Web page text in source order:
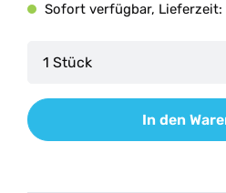
Sofort verfügbar, Lieferzeit:
Produkt Anzahl: Gib
In den